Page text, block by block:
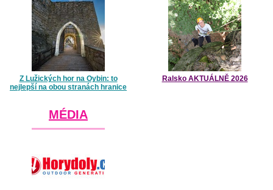
Z Lužických hor na Oybin: to
nejlepší na obou stranách hranice
Ralsko AKTUÁLNĚ 2026
MÉDIA